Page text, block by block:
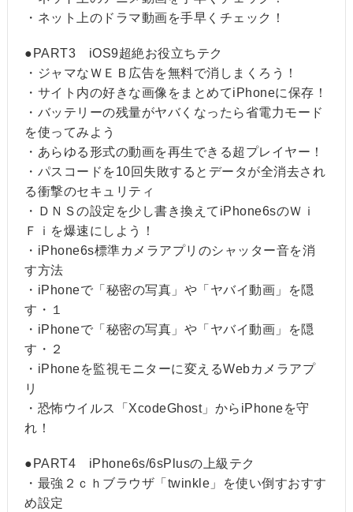
・ネット上のドラマ動画を手早くチェック！
●PART3 iOS9超絶お役立ちテク
・ジャマなＷＥＢ広告を無料で消しまくろう！
・サイト内の好きな画像をまとめてiPhoneに保存！
・バッテリーの残量がヤバくなったら省電力モード
を使ってみよう
・あらゆる形式の動画を再生できる超プレイヤー！
・パスコードを10回失敗するとデータが全消去され
る衝撃のセキュリティ
・ＤＮＳの設定を少し書き換えてiPhone6sのＷｉ
Ｆｉを爆速にしよう！
・iPhone6s標準カメラアプリのシャッター音を消
す方法
・iPhoneで「秘密の写真」や「ヤバイ動画」を隠
す・１
・iPhoneで「秘密の写真」や「ヤバイ動画」を隠
す・２
・iPhoneを監視モニターに変えるWebカメラアプ
リ
・恐怖ウイルス「XcodeGhost」からiPhoneを守
れ！
●PART4 iPhone6s/6sPlusの上級テク
・最強２ｃｈブラウザ「twinkle」を使い倒すおすす
め設定